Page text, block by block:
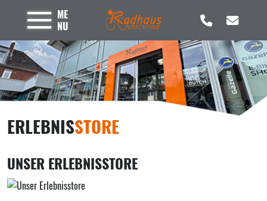
ME
NU
ERLEBNISSTORE
UNSER ERLEBNISSTORE